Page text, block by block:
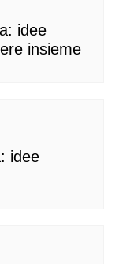
idee
insieme
idee